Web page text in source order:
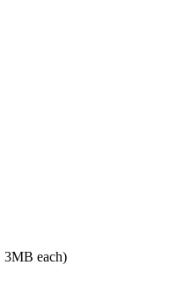
3MB each)